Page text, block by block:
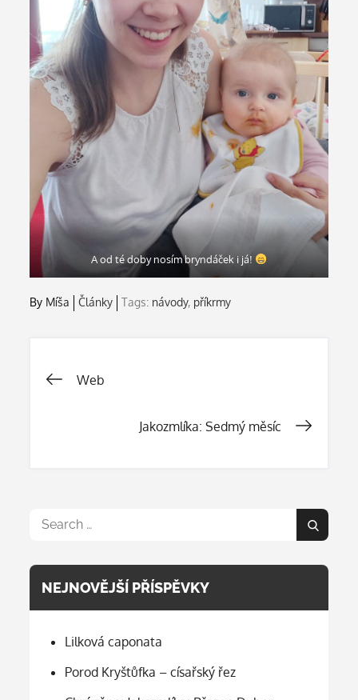
A od té doby nosím bryndáček i já!
By Míša Články Tags: návody, příkrmy
Navigace
Web
Jakozmlíka: Sedmý měsíc
Search
Search
NEJNOVĚJŠÍ PŘÍSPĚVKY
Lilková caponata
Porod Kryštůfka – císařský řez